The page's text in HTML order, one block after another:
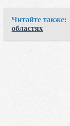
Читайте также:
областях